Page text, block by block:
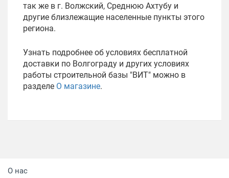
так же в г. Волжский, Среднюю Ахтубу и
другие близлежащие населенные пункты этого
региона.
Узнать подробнее об условиях бесплатной
доставки по Волгограду и других условиях
работы строительной базы "ВИТ" можно в
разделе О магазине.
О нас